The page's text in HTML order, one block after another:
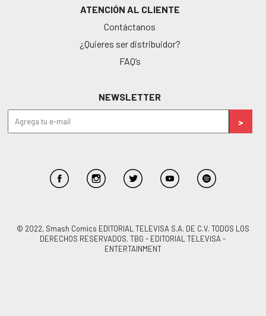
ATENCIÓN AL CLIENTE
Contáctanos
¿Quieres ser distribuidor?
FAQ’s
NEWSLETTER
© 2022, Smash Comics EDITORIAL TELEVISA S.A. DE C.V. TODOS LOS
DERECHOS RESERVADOS. TBG - EDITORIAL TELEVISA -
ENTERTAINMENT